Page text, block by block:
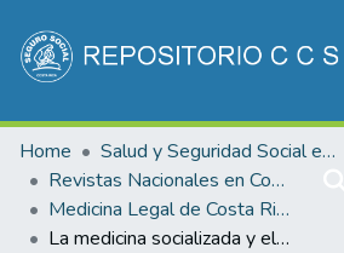
Communities & Collections
All of DSpace
Statistics
Home
Salud y Seguridad Social en Costa Rica
Revistas Nacionales en Costa Rica
Medicina Legal de Costa Rica
La medicina socializada y el derecho médico en Costa Rica